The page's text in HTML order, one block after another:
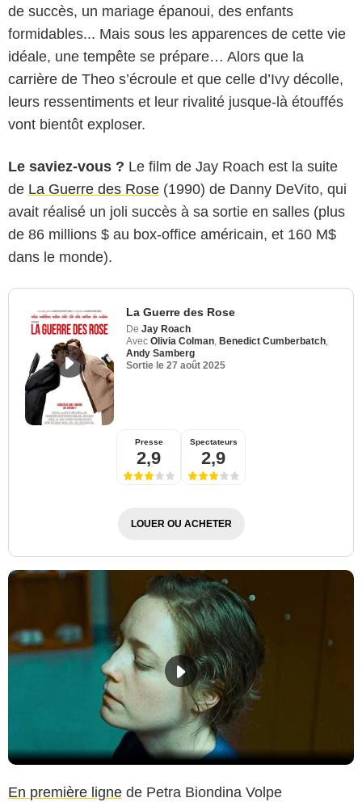
de succès, un mariage épanoui, des enfants
formidables... Mais sous les apparences de cette vie
idéale, une tempête se prépare… Alors que la
carrière de Theo s’écroule et que celle d’Ivy décolle,
leurs ressentiments et leur rivalité jusque-là étouffés
vont bientôt exploser.
Le saviez-vous ? Le film de Jay Roach est la suite
de La Guerre des Rose (1990) de Danny DeVito, qui
avait réalisé un joli succès à sa sortie en salles (plus
de 86 millions $ au box-office américain, et 160 M$
dans le monde).
La Guerre des Rose
De Jay Roach
Avec Olivia Colman, Benedict Cumberbatch,
Andy Samberg
Sortie le 27 août 2025
Presse
2,9
Spectateurs
2,9
LOUER OU ACHETER
En première ligne de Petra Biondina Volpe